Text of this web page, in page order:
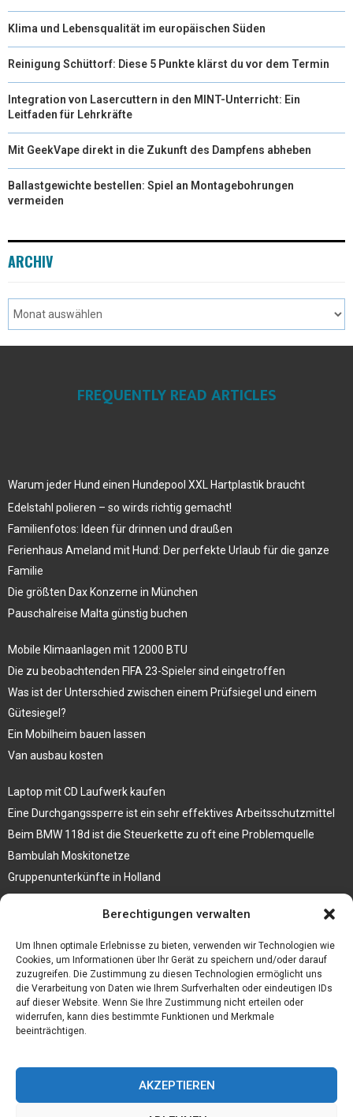
Berechtigungen verwalten
Um Ihnen optimale Erlebnisse zu bieten, verwenden wir Technologien wie
Cookies, um Informationen über Ihr Gerät zu speichern und/oder darauf
zuzugreifen. Die Zustimmung zu diesen Technologien ermöglicht uns
die Verarbeitung von Daten wie Ihrem Surfverhalten oder eindeutigen IDs
auf dieser Website. Wenn Sie Ihre Zustimmung nicht erteilen oder
widerrufen, kann dies bestimmte Funktionen und Merkmale
beeinträchtigen.
AKZEPTIEREN
Klima und Lebensqualität im europäischen Süden
Reinigung Schüttorf: Diese 5 Punkte klärst du vor dem Termin
Integration von Lasercuttern in den MINT-Unterricht: Ein
Leitfaden für Lehrkräfte
Mit GeekVape direkt in die Zukunft des Dampfens abheben
Ballastgewichte bestellen: Spiel an Montagebohrungen
vermeiden
ARCHIV
FREQUENTLY READ ARTICLES
Warum jeder Hund einen Hundepool XXL Hartplastik braucht
Edelstahl polieren – so wirds richtig gemacht!
Familienfotos: Ideen für drinnen und draußen
Ferienhaus Ameland mit Hund: Der perfekte Urlaub für die ganze
Familie
Die größten Dax Konzerne in München
Pauschalreise Malta günstig buchen
Mobile Klimaanlagen mit 12000 BTU
Die zu beobachtenden FIFA 23-Spieler sind eingetroffen
Was ist der Unterschied zwischen einem Prüfsiegel und einem
Gütesiegel?
Ein Mobilheim bauen lassen
Van ausbau kosten
Laptop mit CD Laufwerk kaufen
Eine Durchgangssperre ist ein sehr effektives Arbeitsschutzmittel
Beim BMW 118d ist die Steuerkette zu oft eine Problemquelle
Bambulah Moskitonetze
Gruppenunterkünfte in Holland
Jutebeutel kaufen und ihre Strapazierfähigkeit nutzen
Personalhandbuch
10 Tipps um einen guten Eindruck zu machen
Sahnemaschine